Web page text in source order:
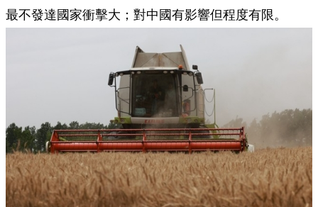
最不發達國家衝擊大；對中國有影響但程度有限。